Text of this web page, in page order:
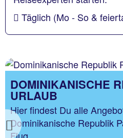
Täglich (Mo - So &
Previous
DOMINIKANISCHE
URLAUB
Hier findest Du alle
Dominikanische Republik
Flug.